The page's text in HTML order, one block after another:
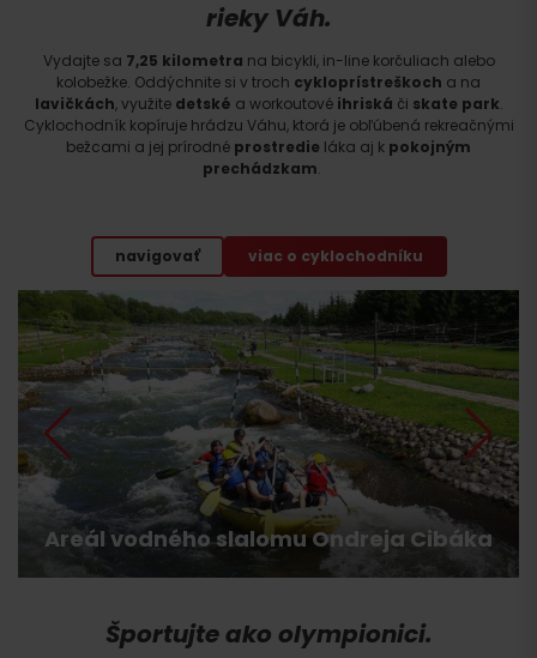
rieky Váh.
Vydajte sa 7,25 kilometra na bicykli, in-line korčuliach alebo
kolobežke. Oddýchnite si v troch cykloprístreškoch a na
lavičkách, využite detské a workoutové ihriská či skate park.
Cyklochodník kopíruje hrádzu Váhu, ktorá je obľúbená rekreačnými
bežcami a jej prírodné prostredie láka aj k pokojným
prechádzkam.
navigovať viac o cyklochodníku
Areál vodného slalomu Ondreja Cibáka
Športujte ako olympionici.
Odchod